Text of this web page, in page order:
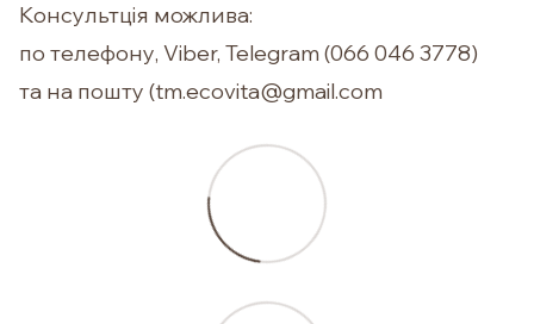
Консультція можлива:
по телефону, Viber, Telegram (066 046 3778)
та на пошту (tm.ecovita@gmail.com